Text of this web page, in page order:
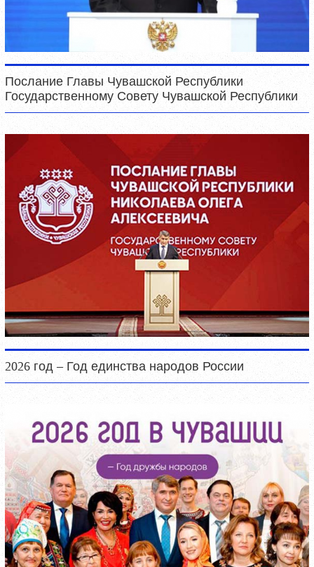
Послание Главы Чувашской Республики
Государственному Совету Чувашской Республики
2026 год – Год единства народов России